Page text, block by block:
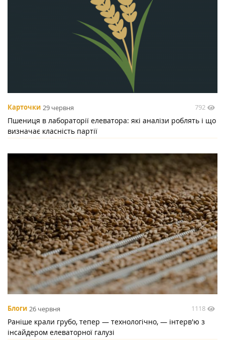
Карточки 29 червня 792
Пшениця в лабораторії елеватора: які аналізи роблять і що
визначає класність партії
Блоги 26 червня 1118
Раніше крали грубо, тепер — технологічно, — інтерв'ю з
інсайдером елеваторної галузі